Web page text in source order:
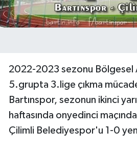
2022-2023 sezonu Bölgesel
5.grupta 3.lige çıkma
Bartınspor, sezonun ikinci
haftasında onyedinci
Çilimli Belediyespor'u 1-0